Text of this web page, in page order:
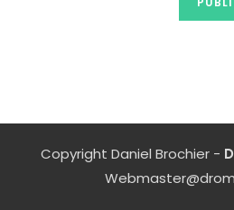
Copyright Daniel Brochier -